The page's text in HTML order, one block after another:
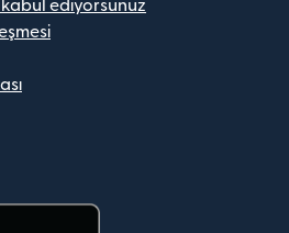
kabul ediyorsunuz